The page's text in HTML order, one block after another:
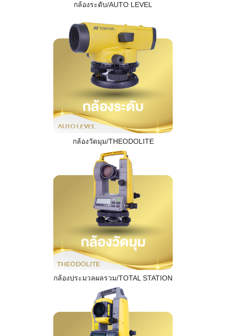
กล้องระดับ/AUTO LEVEL
กล้องวัดมุม/THEODOLITE
กล้องประมวลผลรวม/TOTAL STATION